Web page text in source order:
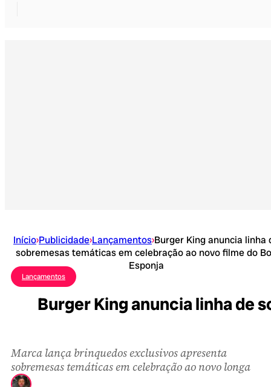
Início›Publicidade›Lançamentos›Burger King anuncia linha
sobremesas temáticas em celebração ao novo filme do
Esponja
Lançamentos
Burger King anuncia linha de
Marca lança brinquedos exclusivos apresenta
sobremesas temáticas em celebração ao novo longa